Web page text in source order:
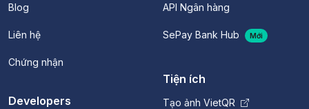
Blog
Liên hệ
Chứng nhận
Developers
API Ngân hàng
SePay Bank Hub Mới
Tiện ích
Tạo ảnh VietQR